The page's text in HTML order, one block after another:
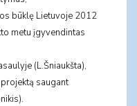
būklę Lietuvoje 2012
metu įgyvendintas
(L.Šniaukšta),
saugant